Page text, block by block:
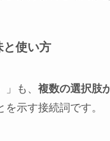
と使い方
」も、 複数の選択肢
を示す接続詞です。